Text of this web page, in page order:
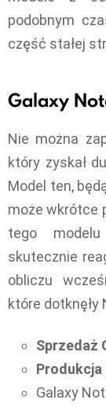
podobnym
część stałej
Galaxy
Nie można
który zyskał
Model ten,
może wkrótce
tego
skutecznie
obliczu
które dotknęły
Sprzedaż
Produkcja
Galaxy